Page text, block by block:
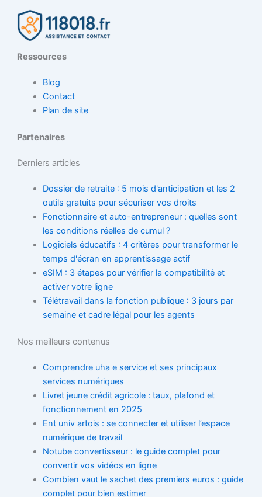
Ressources
Blog
Contact
Plan de site
Partenaires
Derniers articles
Dossier de retraite : 5 mois d'anticipation et les 2
outils gratuits pour sécuriser vos droits
Fonctionnaire et auto-entrepreneur : quelles sont
les conditions réelles de cumul ?
Logiciels éducatifs : 4 critères pour transformer le
temps d'écran en apprentissage actif
eSIM : 3 étapes pour vérifier la compatibilité et
activer votre ligne
Télétravail dans la fonction publique : 3 jours par
semaine et cadre légal pour les agents
Nos meilleurs contenus
Comprendre uha e service et ses principaux
services numériques
Livret jeune crédit agricole : taux, plafond et
fonctionnement en 2025
Ent univ artois : se connecter et utiliser l’espace
numérique de travail
Notube convertisseur : le guide complet pour
convertir vos vidéos en ligne
Combien vaut le sachet des premiers euros : guide
complet pour bien estimer